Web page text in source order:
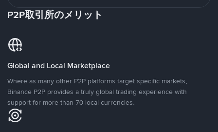
P2P取引所のメリット
Global and Local Marketplace
Where as many other P2P platforms target specific markets,
Binance P2P provides a truly global trading experience with
support for more than 70 local currencies.